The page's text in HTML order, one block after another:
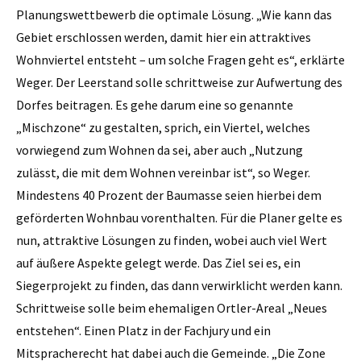
Planungswettbewerb die optimale Lösung. „Wie kann das
Gebiet erschlossen werden, damit hier ein attraktives
Wohnviertel entsteht – um solche Fragen geht es“, erklärte
Weger. Der Leerstand solle schrittweise zur Aufwertung des
Dorfes beitragen. Es gehe darum eine so genannte
„Mischzone“ zu gestalten, sprich, ein Viertel, welches
vorwiegend zum Wohnen da sei, aber auch „Nutzung
zulässt, die mit dem Wohnen vereinbar ist“, so Weger.
Mindestens 40 Prozent der Baumasse seien hierbei dem
geförderten Wohnbau vorenthalten. Für die Planer gelte es
nun, attraktive Lösungen zu finden, wobei auch viel Wert
auf äußere Aspekte gelegt werde. Das Ziel sei es, ein
Siegerprojekt zu finden, das dann verwirklicht werden kann.
Schrittweise solle beim ehemaligen Ortler-Areal „Neues
entstehen“. Einen Platz in der Fachjury und ein
Mitspracherecht hat dabei auch die Gemeinde. „Die Zone